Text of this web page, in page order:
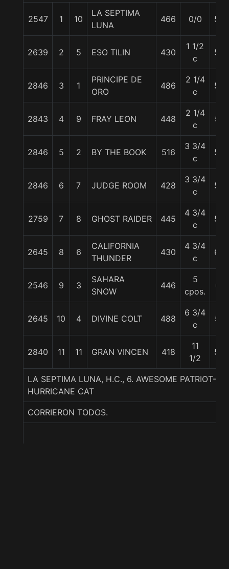
2547 1 10
LA SEPTIMA
LUNA
466 0/0 55
2639 2 5 ESO TILIN 430
1 1/2
c
55
2846 3 1
PRINCIPE DE
ORO
486
2 1/4
c
56
2843 4 9 FRAY LEON 448
2 1/4
c
57
2846 5 2 BY THE BOOK 516
3 3/4
c
59
2846 6 7 JUDGE ROOM 428
3 3/4
c
58
2759 7 8 GHOST RAIDER 445
4 3/4
c
58
2645 8 6
CALIFORNIA
THUNDER
430
4 3/4
c
60
2546 9 3
SAHARA
SNOW
446
5
cpos.
61
2645 10 4 DIVINE COLT 488
6 3/4
c
57
2840 11 11 GRAN VINCEN 418
11
1/2
55
LA SEPTIMA LUNA, H.C., 6. AWESOME PATRIOT-
HURRICANE CAT
CORRIERON TODOS.